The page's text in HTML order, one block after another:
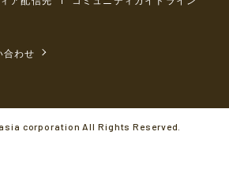
合わせ
corporation All Rights Reserved.